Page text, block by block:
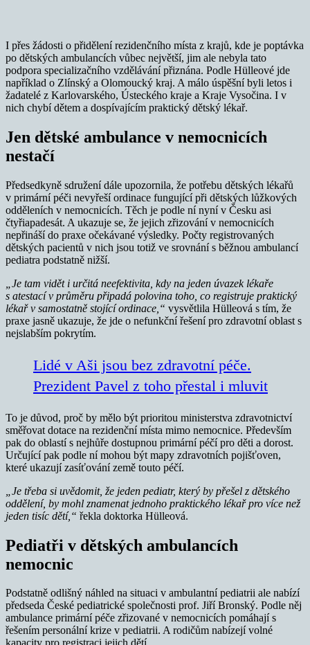
I přes žádosti o přidělení rezidenčního místa z krajů, kde je poptávka
po dětských ambulancích vůbec největší, jim ale nebyla tato
podpora specializačního vzdělávání přiznána. Podle Hülleové jde
například o Zlínský a Olomoucký kraj. A málo úspěšní byli letos i
žadatelé z Karlovarského, Ústeckého kraje a Kraje Vysočina. I v
nich chybí dětem a dospívajícím praktický dětský lékař.
Jen dětské ambulance v nemocnicích
nestačí
Předsedkyně sdružení dále upozornila, že potřebu dětských lékařů
v primární péči nevyřeší ordinace fungující při dětských lůžkových
odděleních v nemocnicích. Těch je podle ní nyní v Česku asi
čtyřiapadesát. A ukazuje se, že jejich zřizování v nemocnicích
nepřináší do praxe očekávané výsledky. Počty registrovaných
dětských pacientů v nich jsou totiž ve srovnání s běžnou ambulancí
pediatra podstatně nižší.
„Je tam vidět i určitá neefektivita, kdy na jeden úvazek lékaře
s atestací v průměru připadá polovina toho, co registruje praktický
lékař v samostatně stojící ordinace,“ vysvětlila Hülleová s tím, že
praxe jasně ukazuje, že jde o nefunkční řešení pro zdravotní oblast s
nejslabším pokrytím.
Lidé v Aši jsou bez zdravotní péče.
Prezident Pavel z toho přestal i mluvit
To je důvod, proč by mělo být prioritou ministerstva zdravotnictví
směřovat dotace na rezidenční místa mimo nemocnice. Především
pak do oblastí s nejhůře dostupnou primární péčí pro děti a dorost.
Určující pak podle ní mohou být mapy zdravotních pojišťoven,
které ukazují zasíťování země touto péčí.
„Je třeba si uvědomit, že jeden pediatr, který by přešel z dětského
oddělení, by mohl znamenat jednoho praktického lékař pro více než
jeden tisíc dětí,“ řekla doktorka Hülleová.
Pediatři v dětských ambulancích
nemocnic
Podstatně odlišný náhled na situaci v ambulantní pediatrii ale nabízí
předseda České pediatrické společnosti prof. Jiří Bronský. Podle něj
ambulance primární péče zřizované v nemocnicích pomáhají s
řešením personální krize v pediatrii. A rodičům nabízejí volné